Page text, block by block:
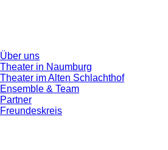
Über uns
Theater in Naumburg
Theater im Alten Schlachthof
Ensemble & Team
Partner
Freundeskreis